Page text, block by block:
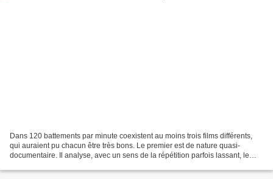
Dans 120 battements par minute coexistent au moins trois films différents,
qui auraient pu chacun être très bons. Le premier est de nature quasi-
documentaire. Il analyse, avec un sens de la répétition parfois lassant, le